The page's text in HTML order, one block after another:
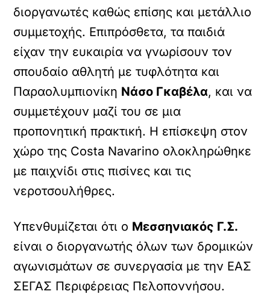
διοργανωτές καθώς επίσης και μετάλλιο
συμμετοχής. Επιπρόσθετα, τα παιδιά
είχαν την ευκαιρία να γνωρίσουν τον
σπουδαίο αθλητή με τυφλότητα και
Παραολυμπιονίκη Νάσο Γκαβέλα, και να
συμμετέχουν μαζί του σε μια
προπονητική πρακτική. Η επίσκεψη στον
χώρο της Costa Navarino ολοκληρώθηκε
με παιχνίδι στις πισίνες και τις
νεροτσουλήθρες.
Υπενθυμίζεται ότι ο Μεσσηνιακός Γ.Σ.
είναι ο διοργανωτής όλων των δρομικών
αγωνισμάτων σε συνεργασία με την ΕΑΣ
ΣΕΓΑΣ Περιφέρειας Πελοποννήσου.